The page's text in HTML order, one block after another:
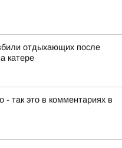
отдыхающих после
катере
- так это в комментариях в